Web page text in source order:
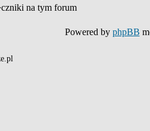
na tym forum
Powered by phpBB